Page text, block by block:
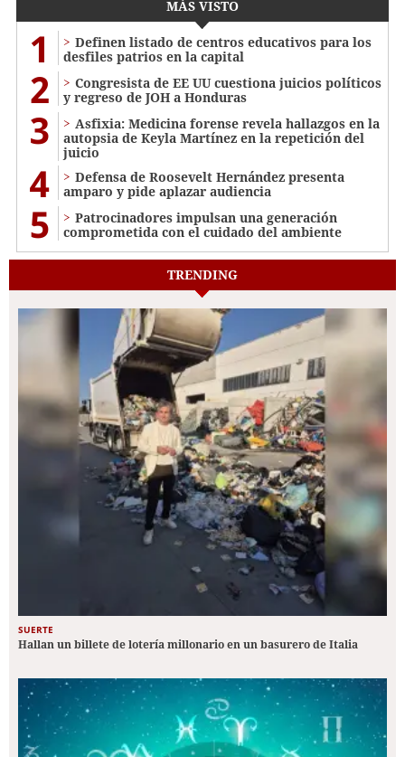
MÁS VISTO
1
Definen listado de centros educativos para los
desfiles patrios en la capital
2
Congresista de EE UU cuestiona juicios políticos
y regreso de JOH a Honduras
3
Asfixia: Medicina forense revela hallazgos en la
autopsia de Keyla Martínez en la repetición del
juicio
4
Defensa de Roosevelt Hernández presenta
amparo y pide aplazar audiencia
5
Patrocinadores impulsan una generación
comprometida con el cuidado del ambiente
TRENDING
SUERTE
Hallan un billete de lotería millonario en un basurero de Italia